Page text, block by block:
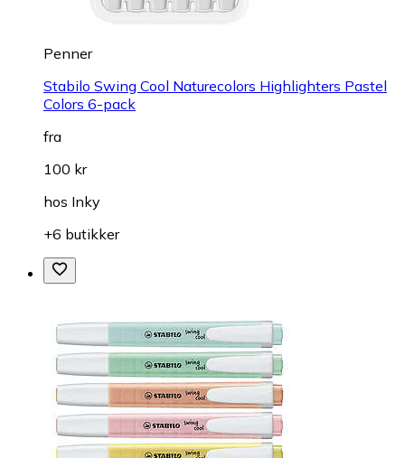
Penner
Stabilo Swing Cool Naturecolors Highlighters Pastel
Colors 6-pack
fra
100 kr
hos Inky
+6 butikker